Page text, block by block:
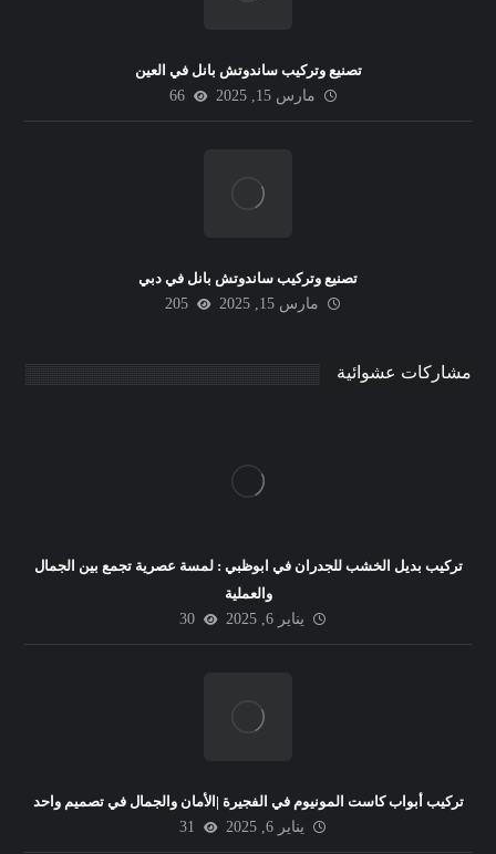
تصنيع وتركيب ساندوتش بانل في العين
مارس 15, 2025
66
تصنيع وتركيب ساندوتش بانل في دبي
مارس 15, 2025
205
مشاركات عشوائية
تركيب بديل الخشب للجدران في ابوظبي : لمسة عصرية تجمع بين الجمال
والعملية
يناير 6, 2025
30
تركيب أبواب كاست المونيوم في الفجيرة |الأمان والجمال في تصميم واحد
يناير 6, 2025
31